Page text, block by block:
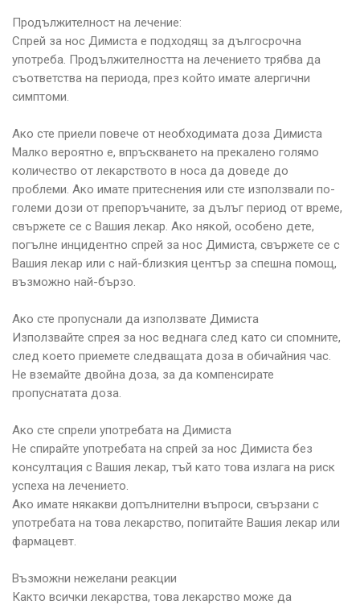
Продължителност на лечение:
Спрей за нос Димиста е подходящ за дългосрочна
употреба. Продължителността на лечението трябва да
съответства на периода, през който имате алергични
симптоми.
Ако сте приели повече от необходимата доза Димиста
Малко вероятно е, впръскването на прекалено голямо
количество от лекарството в носа да доведе до
проблеми. Ако имате притеснения или сте използвали по-
големи дози от препоръчаните, за дълъг период от време,
свържете се с Вашия лекар. Ако някой, особено дете,
погълне инцидентно спрей за нос Димиста, свържете се с
Вашия лекар или с най-близкия център за спешна помощ,
възможно най-бързо.
Ако сте пропуснали да използвате Димиста
Използвайте спрея за нос веднага след като си спомните,
след което приемете следващата доза в обичайния час.
Не вземайте двойна доза, за да компенсирате
пропуснатата доза.
Ако сте спрели употребата на Димиста
Не спирайте употребата на спрей за нос Димиста без
консултация с Вашия лекар, тъй като това излага на риск
успеха на лечението.
Ако имате някакви допълнителни въпроси, свързани с
употребата на това лекарство, попитайте Вашия лекар или
фармацевт.
Възможни нежелани реакции
Както всички лекарства, това лекарство може да